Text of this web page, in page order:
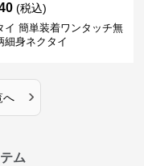
(税込)
イ 簡単装着ワンタッチ無
細身ネクタイ
へ ›
ム